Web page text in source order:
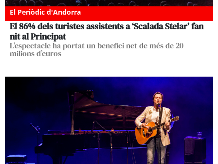
El Periòdic d'Andorra
El 86% dels turistes assistents a ‘Scalada Stelar’ fan
nit al Principat
L’espectacle ha portat un benefici net de més de 20
milions d’euros